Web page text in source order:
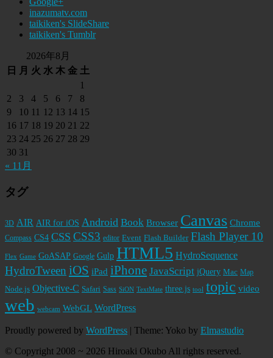
inazumatv.com
taikiken's SlideShare
taikiken's Tumblr
2026年8月
日 月 火 水 木 金 土
1
2
3 4 5 6 7
8
9
10 11 12 13 14 15
16 17 18 19 20 21 22
23 24 25 26 27 28 29
30 31
« 11月
タグ
3D AIR AIR for iOS Android Book Browser Canvas Chrome
Compass CS4 CSS CSS3 editor Event Flash Builder Flash Player 10
Flex Game GoASAP Google Gulp HTML5 HydroSequence
HydroTween iOS iPad iPhone JavaScript jQuery Mac Map
Node.js Objective-C Safari Sass SiON TextMate three.js tool topic video
web webcam WebGL WordPress
Proudly powered by WordPress | Theme: Yoko by Elmastudio
© Copyright 2008 ~ 2026 Hiroaki Okubo All rights reserved.